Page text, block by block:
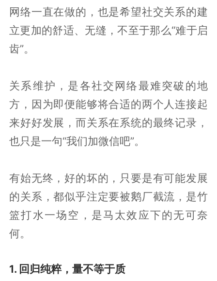
网络一直在做的，也是希望社交关系的建
立更加的舒适、无缝，不至于那么“难于启
齿”。
关系维护，是各社交网络最难突破的地
方，因为即便能够将合适的两个人连接起
来好好发展，而关系在系统的最终记录，
也只是一句“我们加微信吧”。
有始无终，好的坏的，只要是有可能发展
的关系，都似乎注定要被鹅厂截流，是竹
篮打水一场空，是马太效应下的无可奈
何。
1. 回归纯粹，量不等于质